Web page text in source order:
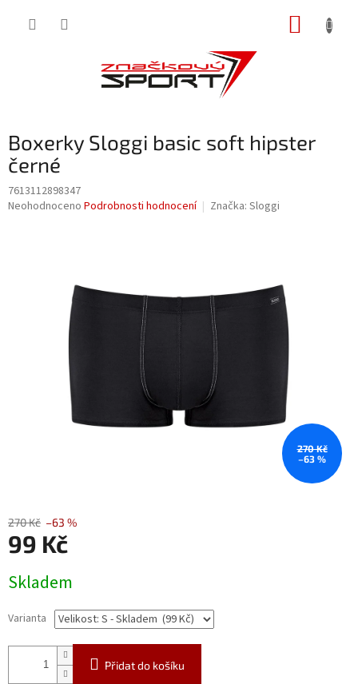
Boxerky Sloggi basic soft hipster
černé
7613112898347
Průměrné
Neohodnoceno Podrobnosti hodnocení Značka: Sloggi
270 Kč
–63 %
270 Kč –63 %
99 Kč
cena:
Skladem
Varianta
Přidat do košíku